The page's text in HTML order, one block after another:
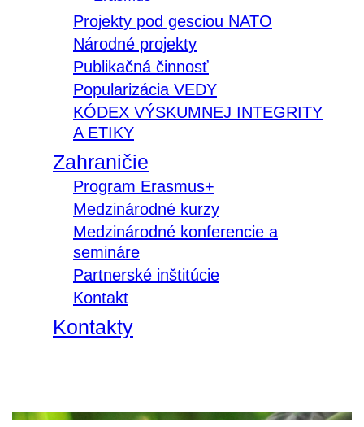
Projekty pod gesciou NATO
Národné projekty
Publikačná činnosť
Popularizácia VEDY
KÓDEX VÝSKUMNEJ INTEGRITY
A ETIKY
Zahraničie
Program Erasmus+
Medzinárodné kurzy
Medzinárodné konferencie a
semináre
Partnerské inštitúcie
Kontakt
Kontakty